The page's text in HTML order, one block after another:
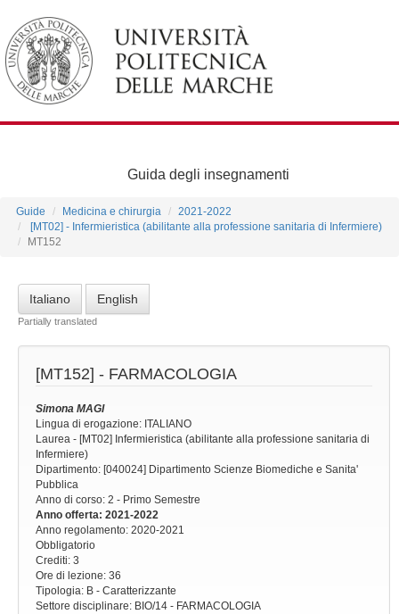
Guida degli insegnamenti
Guide Medicina e chirurgia
2021-2022
[MT02] - Infermieristica (abilitante alla professione sanitaria di Infermiere)
MT152
Italiano English
Partially translated
[MT152] - FARMACOLOGIA
Simona MAGI
Lingua di erogazione: ITALIANO
Laurea - [MT02] Infermieristica (abilitante alla professione sanitaria di
Infermiere)
Dipartimento: [040024] Dipartimento Scienze Biomediche e Sanita'
Pubblica
Anno di corso: 2 - Primo Semestre
Anno offerta: 2021-2022
Anno regolamento: 2020-2021
Obbligatorio
Crediti: 3
Ore di lezione: 36
Tipologia: B - Caratterizzante
Settore disciplinare: BIO/14 - FARMACOLOGIA